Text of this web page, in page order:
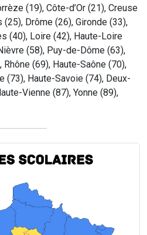
(19), Côte-d’Or (21), Creuse
Drôme (26), Gironde (33),
(40), Loire (42), Haute-Loire
(58), Puy-de-Dôme (63),
(69), Haute-Saône (70),
(73), Haute-Savoie (74), Deux-
Vienne (87), Yonne (89),